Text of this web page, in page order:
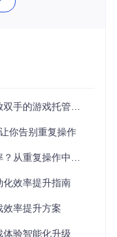
4.8 runtime和VC
目录或包含中文/
议安装Python 3.12
势共同作用，确保
游戏托管解决方案
你告别重复操作
解放双手的完整指南
化效率提升指南
率提升方案
验智能化升级